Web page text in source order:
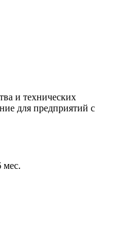
и технических
для предприятий с
мес.